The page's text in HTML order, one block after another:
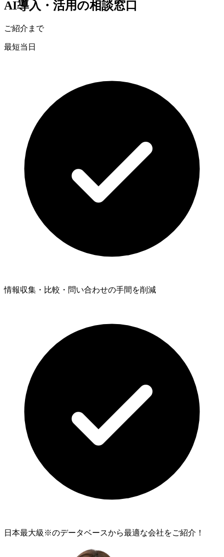
AI導入・活用の相談窓口
ご紹介まで
最短当日
情報収集・比較・問い合わせの手間を削減
日本最大級 ※のデータベースから最適な会社をご紹介！